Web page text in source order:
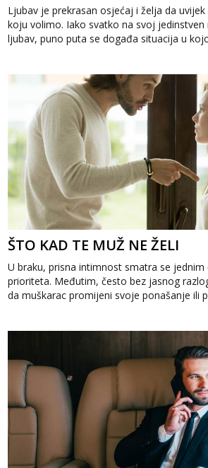
Ljubav je prekrasan osjećaj i želja da
koju volimo. Iako svatko na svoj jedinstven
ljubav, puno puta se događa situacija u
ŠTO KAD TE MUŽ NE ŽELI
U braku, prisna intimnost smatra se jednim
prioriteta. Međutim, često bez jasnog
da muškarac promijeni svoje ponašanje ili